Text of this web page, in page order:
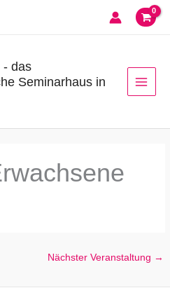
- das
Seminarhaus in
Nächster Veranstaltung →